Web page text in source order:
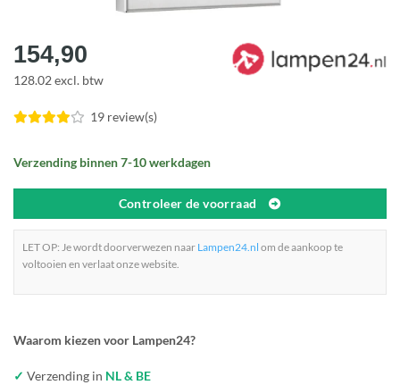
154,90
128.02 excl. btw
19 review(s)
Verzending binnen 7-10 werkdagen
Controleer de voorraad
LET OP: Je wordt doorverwezen naar Lampen24.nl om de aankoop te
voltooien en verlaat onze website.
Waarom kiezen voor Lampen24?
✓ Verzending in NL & BE